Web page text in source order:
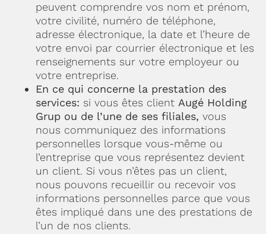
peuvent comprendre vos nom et prénom,
votre civilité, numéro de téléphone,
adresse électronique, la date et l’heure de
votre envoi par courrier électronique et les
renseignements sur votre employeur ou
votre entreprise.
En ce qui concerne la prestation des
services: si vous êtes client Augé Holding
Grup ou de l’une de ses filiales, vous
nous communiquez des informations
personnelles lorsque vous-même ou
l’entreprise que vous représentez devient
un client. Si vous n’êtes pas un client,
nous pouvons recueillir ou recevoir vos
informations personnelles parce que vous
êtes impliqué dans une des prestations de
l’un de nos clients.